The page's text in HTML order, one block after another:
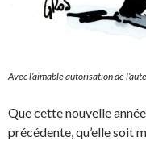
Avec l’aimable autorisation de
Que cette nouvelle
précédente, qu’elle soit